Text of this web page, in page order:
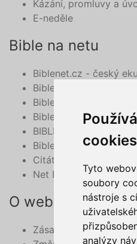
cookies
Tyto
soubory
nástroje s
analýzy
Kázání, promluvy a
E-neděle
Bible na netu
Biblenet.cz - český
Bibleserver.com
Bible - překlad 21.
BibleHub.com -
BIBLE v mobilu
Bible do mobilu -
Citát z Bible na každý
Net Bible
O webu
Zásady zpracování